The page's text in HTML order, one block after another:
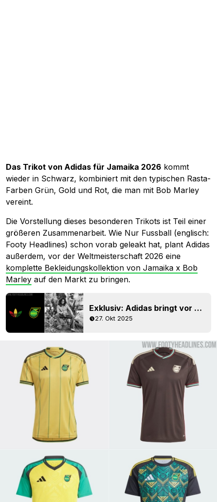
Das Trikot von Adidas für Jamaika 2026 kommt
wieder in Schwarz, kombiniert mit den typischen Rasta-
Farben Grün, Gold und Rot, die man mit Bob Marley
vereint.
Die Vorstellung dieses besonderen Trikots ist Teil einer
größeren Zusammenarbeit. Wie Nur Fussball (englisch:
Footy Headlines) schon vorab geleakt hat, plant Adidas
außerdem, vor der Weltmeisterschaft 2026 eine
komplette Bekleidungskollektion von Jamaika x Bob
Marley auf den Markt zu bringen.
Exklusiv: Adidas bringt vor der Weltmeisterschaft 2026 die Kollektion „Jamaica x Bob Marley” auf den Markt
27. Okt 2025